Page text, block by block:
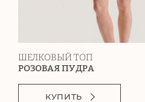
ШЕЛКОВЫЙ ТОП
РОЗОВАЯ ПУДРА
КУПИТЬ